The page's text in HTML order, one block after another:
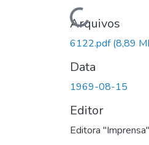
Carregando...
Arquivos
6122.pdf(8,89
Data
1969-08-15
Editor
Editora